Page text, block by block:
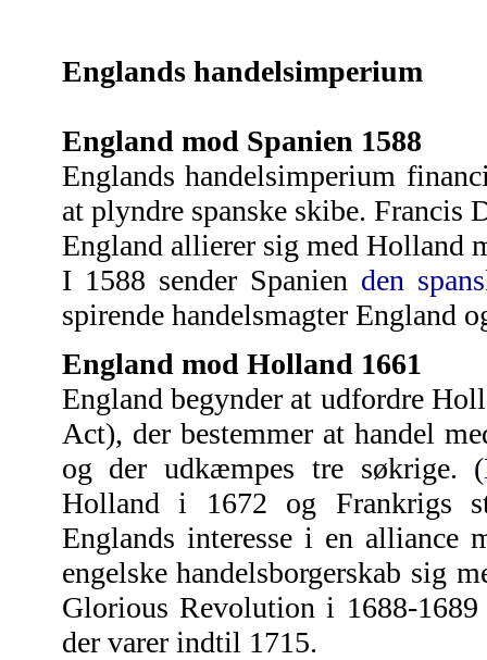
Englands handelsimperium
England mod Spanien 1588
Englands handelsimperium
at plyndre spanske skibe. Francis
England allierer sig med Holland
I 1588 sender Spanien den
spirende handelsmagter England
England mod Holland 1661
England begynder at udfordre
Act), der bestemmer at handel
og der udkæmpes tre søkrige. (
Holland i 1672 og Frankrigs
Englands interesse i en
engelske handelsborgerskab sig
Glorious Revolution i 1688-
der varer indtil 1715.